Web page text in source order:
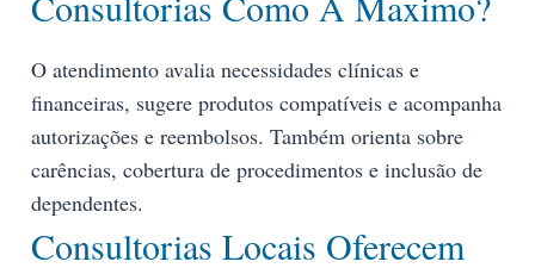
O atendimento avalia necessidades clínicas e
financeiras, sugere produtos compatíveis e acompanha
autorizações e reembolsos. Também orienta sobre
carências, cobertura de procedimentos e inclusão de
dependentes.
Consultorias Locais Oferecem